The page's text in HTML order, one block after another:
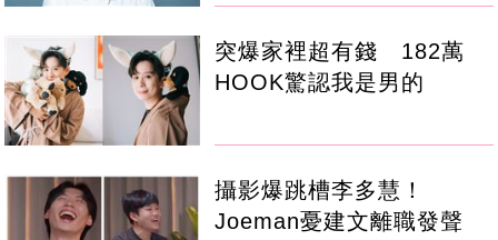
突爆家裡超有錢 182萬
HOOK驚認我是男的
攝影爆跳槽李多慧！
Joeman憂建文離職發聲